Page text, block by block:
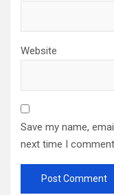
Website
Save my name,
next time I